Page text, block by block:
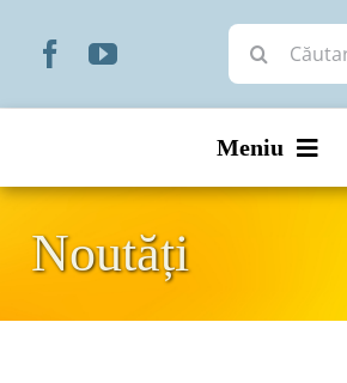
Cautare...
Meniu
Noutăți